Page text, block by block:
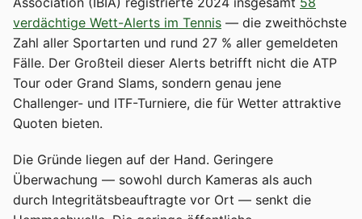
verdächtige Wett-Alerts im Tennis — die zweithöchste
Zahl aller Sportarten und rund 27 % aller gemeldeten
Fälle. Der Großteil dieser Alerts betrifft nicht die ATP
Tour oder Grand Slams, sondern genau jene
Challenger- und ITF-Turniere, die für Wetter attraktive
Quoten bieten.
Die Gründe liegen auf der Hand. Geringere
Überwachung — sowohl durch Kameras als auch
durch Integritätsbeauftragte vor Ort — senkt die